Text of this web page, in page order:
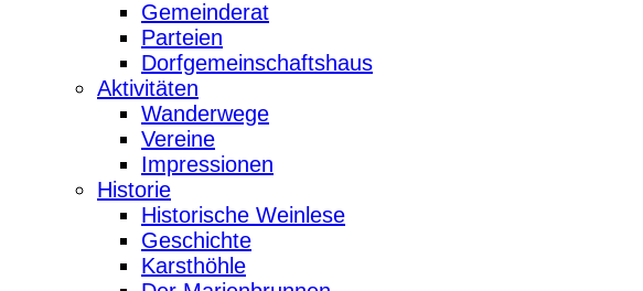
Gemeinderat
Parteien
Dorfgemeinschaftshaus
Aktivitäten
Wanderwege
Vereine
Impressionen
Historie
Historische Weinlese
Geschichte
Karsthöhle